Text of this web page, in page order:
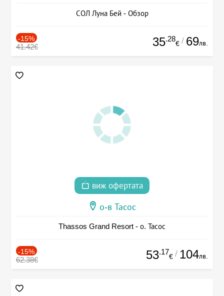
СОЛ Луна Бей - Обзор
-15%
41.42€ 35.28
€ / 69лв.
виж офертата
о-в Тасос
Thassos Grand Resort - о. Тасос
-15%
62.38€ 53.17
€ / 104лв.